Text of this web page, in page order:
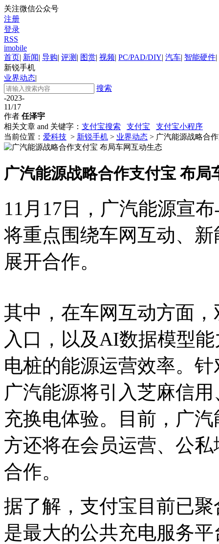
关注微信公众号
注册
登录
RSS
imobile
首页| 新闻| 导购| 评测 | 图赏| 视频| PC/PAD/DIY| 汽车| 智能硬件|
新锐手机
业界动态|
搜索
-2023-
11/17
作者 任泽宇
相关文章 and 关键字： 支付宝搜索 支付宝
支付宝小程序
当前位置： 爱科技 > 新锐手机 > 业界动态 > 广汽能源战略合
广汽能源战略合作支付宝 布局
11月17日，广汽能源宣
将重点围绕车网互动、
展开合作。
其中，在车网互动方面
入口，以及AI数据模型
电桩的能源运营效率。
广汽能源将引入芝麻信
充换电体验。目前，广
方还将在会员运营、公
合作。
据了解，支付宝目前已
是最大的公共充电服务